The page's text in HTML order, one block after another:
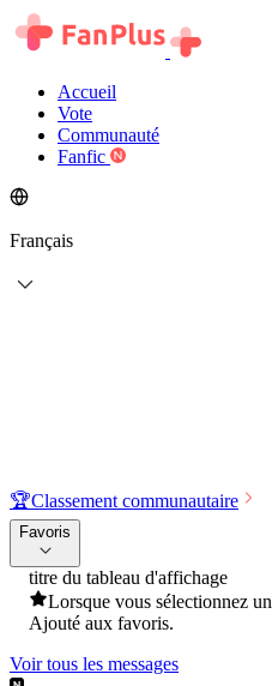
Accueil
Vote
Communauté
Fanfic
Français
🏆Classement communautaire
Favoris
titre du tableau d'affichage
Lorsque vous sélectionnez
Ajouté aux favoris.
Voir tous les messages